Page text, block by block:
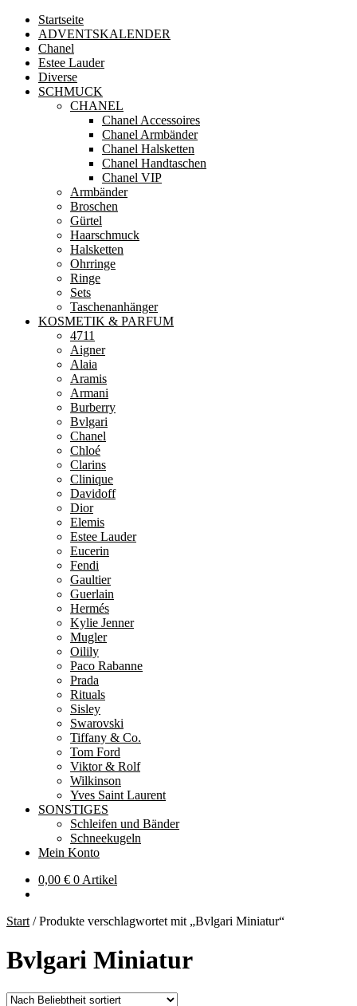
Startseite
ADVENTSKALENDER
Chanel
Estee Lauder
Diverse
SCHMUCK
CHANEL
Chanel Accessoires
Chanel Armbänder
Chanel Halsketten
Chanel Handtaschen
Chanel VIP
Armbänder
Broschen
Gürtel
Haarschmuck
Halsketten
Ohrringe
Ringe
Sets
Taschenanhänger
KOSMETIK & PARFUM
4711
Aigner
Alaia
Aramis
Armani
Burberry
Bvlgari
Chanel
Chloé
Clarins
Clinique
Davidoff
Dior
Elemis
Estee Lauder
Eucerin
Fendi
Gaultier
Guerlain
Hermés
Kylie Jenner
Mugler
Oilily
Paco Rabanne
Prada
Rituals
Sisley
Swarovski
Tiffany & Co.
Tom Ford
Viktor & Rolf
Wilkinson
Yves Saint Laurent
SONSTIGES
Schleifen und Bänder
Schneekugeln
Mein Konto
0,00 € 0 Artikel
Start /Produkte verschlagwortet mit „Bvlgari Miniatur“
Bvlgari Miniatur